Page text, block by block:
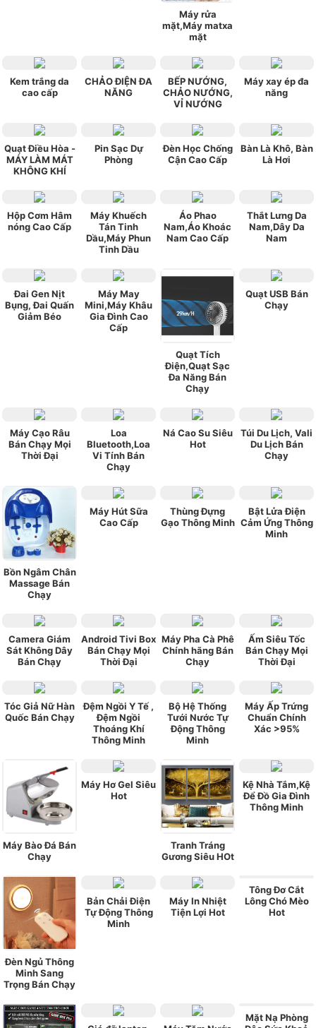
Máy rửa
mặt,Máy matxa
mặt
Kem trắng da
cao cấp
CHẢO ĐIỆN ĐA
NĂNG
BẾP NƯỚNG,
CHẢO NƯỚNG,
VỈ NƯỚNG
Máy xay ép đa
năng
Quạt Điều Hòa -
MÁY LÀM MÁT
KHÔNG KHÍ
Pin Sạc Dự
Phòng
Đèn Học Chống
Cận Cao Cấp
Bàn Là Khô, Bàn
Là Hơi
Hộp Cơm Hâm
nóng Cao Cấp
Máy Khuếch
Tán Tinh
Dầu,Máy Phun
Tinh Dầu
Áo Phao
Nam,Áo Khoác
Nam Cao Cấp
Thắt Lưng Da
Nam,Dây Da
Nam
Đai Gen Nịt
Bụng, Đai Quấn
Giảm Béo
Máy May
Mini,Máy Khâu
Gia Đình Cao
Cấp
Quạt Tích
Điện,Quạt Sạc
Đa Năng Bán
Chạy
Quạt USB Bán
Chạy
Máy Cạo Râu
Bán Chạy Mọi
Thời Đại
Loa
Bluetooth,Loa
Vi Tính Bán
Chạy
Ná Cao Su Siêu
Hot
Túi Du Lịch, Vali
Du Lịch Bán
Chạy
Bồn Ngâm Chân
Massage Bán
Chạy
Máy Hút Sữa
Cao Cấp
Thùng Đựng
Gạo Thông Minh
Bật Lửa Điện
Cảm Ứng Thông
Minh
Camera Giám
Sát Không Dây
Bán Chạy
Android Tivi Box
Bán Chạy Mọi
Thời Đại
Máy Pha Cà Phê
Chính hãng Bán
Chạy
Ấm Siêu Tốc
Bán Chạy Mọi
Thời Đại
Tóc Giả Nữ Hàn
Quốc Bán Chạy
Đệm Ngồi Y Tế ,
Đệm Ngồi
Thoáng Khí
Thông Minh
Bộ Hệ Thống
Tưới Nước Tự
Động Thông
Minh
Máy Ấp Trứng
Chuẩn Chính
Xác >95%
Máy Bào Đá Bán
Chạy
Máy Hơ Gel Siêu
Hot
Tranh Tráng
Gương Siêu HOt
Kệ Nhà Tắm,Kệ
Để Đồ Gia Đình
Thông Minh
Đèn Ngủ Thông
Minh Sang
Trọng Bán Chạy
Bản Chải Điện
Tự Động Thông
Minh
Máy In Nhiệt
Tiện Lợi Hot
Tông Đơ Cắt
Lông Chó Mèo
Hot
Mặt Nạ Phòng